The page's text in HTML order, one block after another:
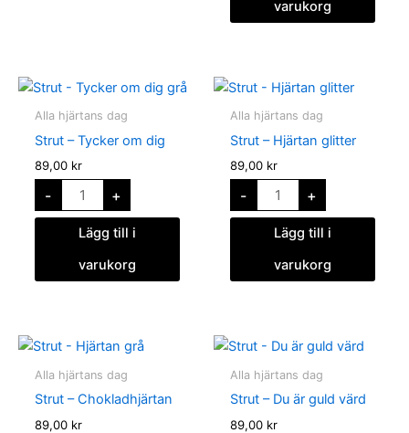
varukorg
Alla hjärtans dag
Strut – Tycker om dig
89,00 kr
-
Strut
-
Tycker
om
dig
mängd
+
Lägg till i
varukorg
Alla hjärtans dag
Strut – Hjärtan glitter
89,00 kr
-
Strut
-
Hjärtan
glitter
mängd
+
Lägg till i
varukorg
Alla hjärtans dag
Strut – Chokladhjärtan
89,00 kr
Strut
-
Chokladhjärtan
mängd Alla hjärtans dag
Strut – Du är guld värd
89,00 kr
Strut
-
Du
är
guld
värd
mängd